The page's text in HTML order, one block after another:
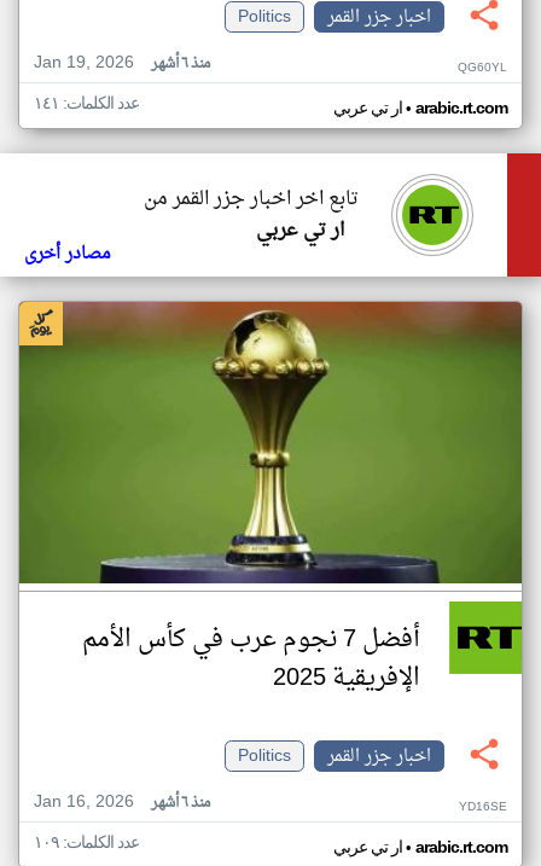
اخبار جزر القمر
Politics
Jan 19, 2026
منذ ٦ أشهر QG60YL
ار تي عربي• arabic.rt.com عدد الكلمات: ١٤١
تابع اخر اخبار جزر القمر من
ار تي عربي
مصادر أخرى
أفضل 7 نجوم عرب في كأس الأمم
الإفريقية 2025
اخبار جزر القمر
Politics
Jan 16, 2026
منذ ٦ أشهر YD16SE
ار تي عربي• arabic.rt.com عدد الكلمات: ١٠٩